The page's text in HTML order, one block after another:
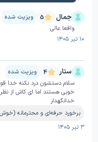
جمال 5 ویزیت شده
واقعا عالی
۱۰ تیر ۱۴۰۵
ستار 4 ویزیت شده
سلام دستشون درد نکنه خدا
خوبی هستند اما ای کاش از
خدانگهدار
برخورد حرفه‌ای و محترمانه
۳ تیر ۱۴۰۵